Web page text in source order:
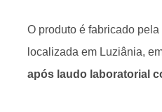
O produto é fabricado
localizada em Luziânia,
após laudo laboratorial